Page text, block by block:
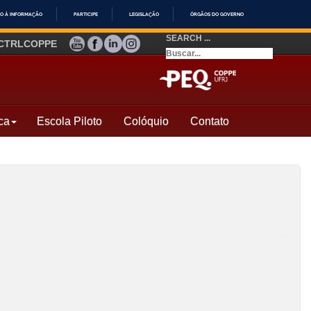
À INFORMAÇÃO PARTICIPE LEGISLAÇÃO ÓRGÃOS DO GOVERNO
YOUTUBE
FACEBOOK
LINKEDIN
INSTAGRAMSEARCH ...
Escola Piloto Colóquio Contato